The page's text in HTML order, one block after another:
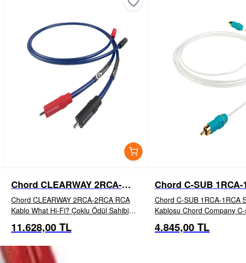
Chord CLEARWAY 2RCA-
2RCA RCA Kablo
Chord CLEARWAY 2RCA-2RCA RCA
Kablo What Hi-Fi? Çoklu Ödül Sahibi
İngiltere'de el yapımı olan ClearwayX
ARAY RCA, ARAY iletken geometrisi,
11.628,00 TL
İNCELE
Chord C-SUB 1RCA-
Subwoofer Kablosu
Chord C-SUB 1RCA-1RCA
Kablosu Chord Company C-sub, tüm ev
sineması amplifikatörleri ve
subwoofer'larla uyumlu
4.845,00 TL
İNCELE